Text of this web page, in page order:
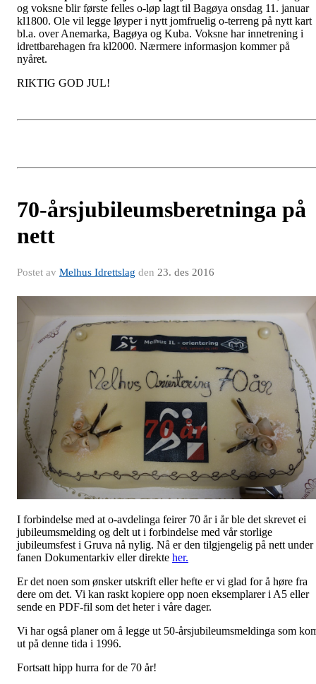
og voksne blir første felles o-løp lagt til Bagøya onsdag 11. januar
kl1800. Ole vil legge løyper i nytt jomfruelig o-terreng på nytt kart
bl.a. over Anemarka, Bagøya og Kuba. Voksne har innetrening i
idrettbarehagen fra kl2000. Nærmere informasjon kommer på
nyåret.
RIKTIG GOD JUL!
70-årsjubileumsberetninga på
nett
Postet av Melhus Idrettslag den 23. des 2016
I forbindelse med at o-avdelinga feirer 70 år i år ble det skrevet ei
jubileumsmelding og delt ut i forbindelse med vår storlige
jubileumsfest i Gruva nå nylig. Nå er den tilgjengelig på nett under
fanen Dokumentarkiv eller direkte her.
Er det noen som ønsker utskrift eller hefte er vi glad for å høre fra
dere om det. Vi kan raskt kopiere opp noen eksemplarer i A5 eller
sende en PDF-fil som det heter i våre dager.
Vi har også planer om å legge ut 50-årsjubileumsmeldinga som
ut på denne tida i 1996.
Fortsatt hipp hurra for de 70 år!